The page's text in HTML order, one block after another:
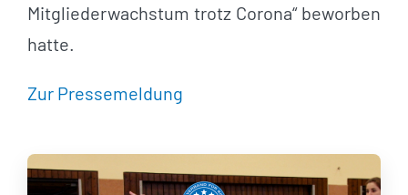
Mitgliederwachstum trotz Corona“ beworben
hatte.
Zur Pressemeldung